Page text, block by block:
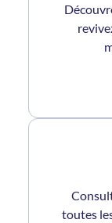
toutes